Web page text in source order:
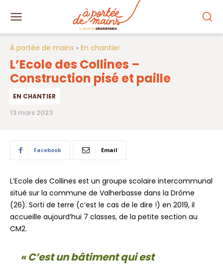
À portée de mains En chantier
L’Ecole des Collines –
Construction pisé et paille
EN CHANTIER
13 mars 2023
Facebook Email
L’Ecole des Collines est un groupe scolaire intercommunal
situé sur la commune de Valherbasse dans la Drôme
(26). Sorti de terre (c’est le cas de le dire !) en 2019, il
accueille aujourd’hui 7 classes, de la petite section au
CM2.
« C’est un bâtiment qui est